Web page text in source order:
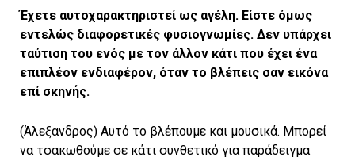
Έχετε αυτοχαρακτηριστεί ως αγέλη. Είστε όμως
εντελώς διαφορετικές φυσιογνωμίες. Δεν υπάρχει
ταύτιση του ενός με τον άλλον κάτι που έχει ένα
επιπλέον ενδιαφέρον, όταν το βλέπεις σαν εικόνα
επί σκηνής.
(Άλεξανδρος) Αυτό το βλέπουμε και μουσικά. Μπορεί
να τσακωθούμε σε κάτι συνθετικό για παράδειγμα